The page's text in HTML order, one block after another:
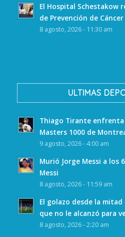
El Hospital Schestakow
de Prevención de Cáncer
8 agosto, 2026 - 11:30 am
ULTIMAS
Thiago Tirante enfrenta
Masters 1000 de
9 agosto, 2026 - 4:00 am
Murió Jorge Messi a los
Messi
8 agosto, 2026 - 11:59 am
El golazo desde la
que no le alcanzó para
8 agosto, 2026 - 2:20 am